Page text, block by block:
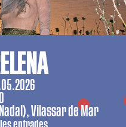
Vilassar de Mar